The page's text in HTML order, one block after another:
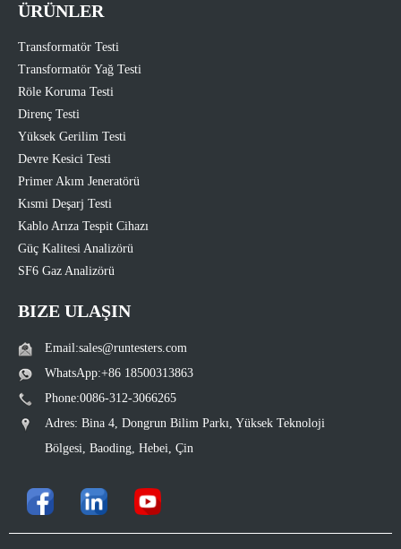
ÜRÜNLER
Transformatör Testi
Transformatör Yağ Testi
Röle Koruma Testi
Direnç Testi
Yüksek Gerilim Testi
Devre Kesici Testi
Primer Akım Jeneratörü
Kısmi Deşarj Testi
Kablo Arıza Tespit Cihazı
Güç Kalitesi Analizörü
SF6 Gaz Analizörü
BIZE ULAŞIN
Email:sales@runtesters.com
WhatsApp:+86 18500313863
Phone:0086-312-3066265
Adres: Bina 4, Dongrun Bilim Parkı, Yüksek Teknoloji
Bölgesi, Baoding, Hebei, Çin